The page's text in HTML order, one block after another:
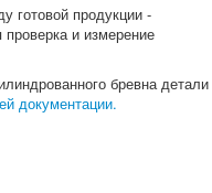
готовой продукции -
и измерение
бревна детали
документации.